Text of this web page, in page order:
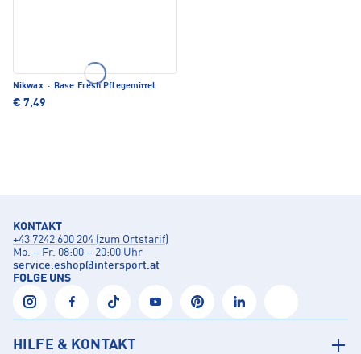
Nikwax · Base Fresh Pflegemittel
€ 7,49
KONTAKT
+43 7242 600 204 (zum Ortstarif)
Mo. – Fr. 08:00 – 20:00 Uhr
service.eshop@intersport.at
FOLGE UNS
HILFE & KONTAKT